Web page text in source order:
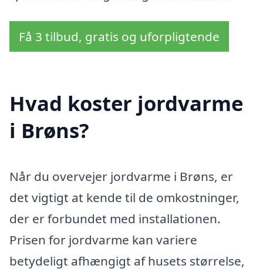
Få 3 tilbud, gratis og uforpligtende
Hvad koster jordvarme
i Brøns?
Når du overvejer jordvarme i Brøns, er
det vigtigt at kende til de omkostninger,
der er forbundet med installationen.
Prisen for jordvarme kan variere
betydeligt afhængigt af husets størrelse,